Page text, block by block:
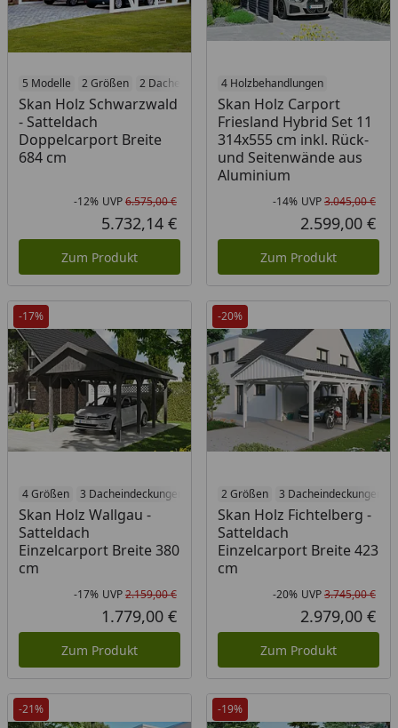
5 Modelle 2 Größen 2 Dacheindeckungen 5 Holzbehandlungen
Skan Holz Schwarzwald
- Satteldach
Doppelcarport Breite
684 cm
Rabatt in Prozent
-12%
Ursprünglicher Preis
UVP6.575,00 €
Aktueller Preis
5.732,14 €
Zum Produkt
4 Holzbehandlungen
Skan Holz Carport
Friesland Hybrid Set 11
314x555 cm inkl. Rück-
und Seitenwände aus
Aluminium
-14% UVP3.045,00 €
2.599,00 €
Zum Produkt
-17%
4 Größen 3 Dacheindeckungen 3 Holzbehandlungen
Skan Holz Wallgau -
Satteldach
Einzelcarport Breite 380
cm
Rabatt in Prozent
-17%
Ursprünglicher Preis
UVP2.159,00 €
Aktueller Preis
1.779,00 €
Zum Produkt
-20%
2 Größen 3 Dacheindeckungen
Skan Holz Fichtelberg -
Satteldach
Einzelcarport Breite 423
cm
-20% UVP3.745,00 €
2.979,00 €
Zum Produkt
-21% -19%